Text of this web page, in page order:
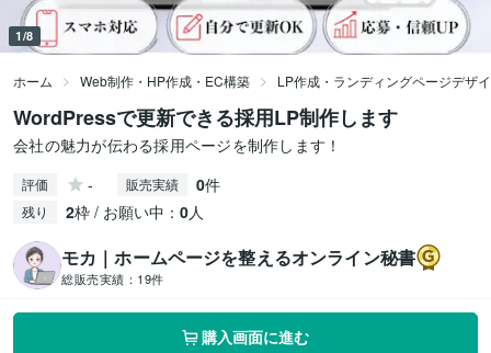
1/8
ホーム Web制作・HP作成・EC構築 LP作成・ランディングページデザ
WordPressで更新できる採用LP制作します
会社の魅力が伝わる採用ページを制作します！
評価 - 販売実績 0件
残り 2枠 / お願い中： 0人
モカ｜ホームページを整えるオンライン秘書
総販売実績： 19件
購入画面に進む